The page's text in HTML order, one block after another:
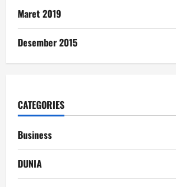
Maret 2019
Desember 2015
CATEGORIES
Business
DUNIA